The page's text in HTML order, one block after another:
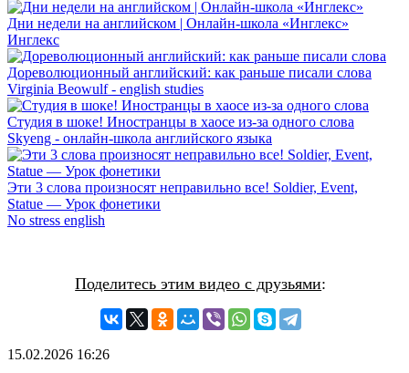
Дни недели на английском | Онлайн-школа «Инглекс»
Инглекс
Дореволюционный английский: как раньше писали слова
Virginia Beowulf - english studies
Студия в шоке! Иностранцы в хаосе из-за одного слова
Skyeng - онлайн-школа английского языка
Эти 3 слова произносят неправильно все! Soldier, Event,
Statue — Урок фонетики
No stress english
Поделитесь этим видео с друзьями:
15.02.2026 16:26